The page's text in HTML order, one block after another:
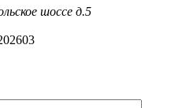
шоссе д.5